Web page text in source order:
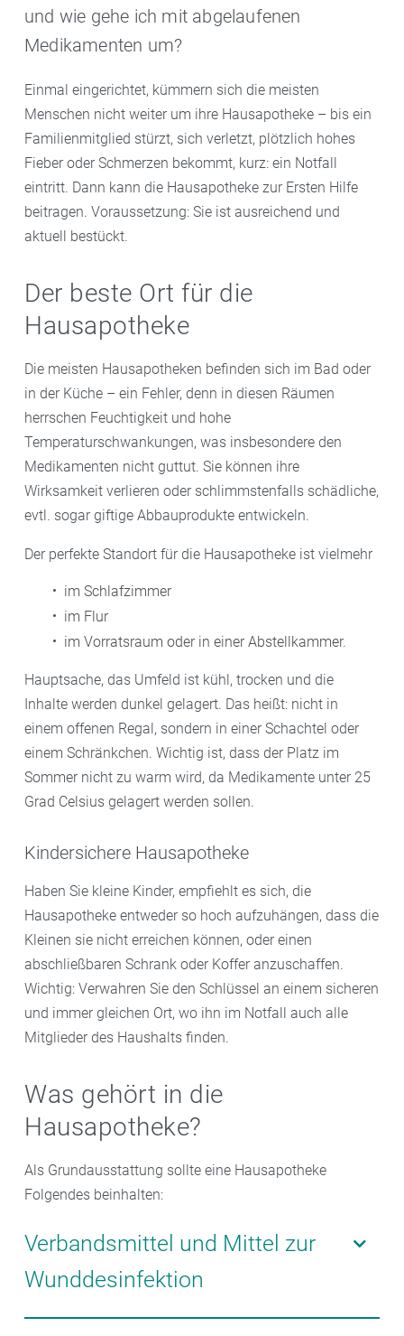
und wie gehe ich mit abgelaufenen
Medikamenten um?
Einmal eingerichtet, kümmern sich die meisten
Menschen nicht weiter um ihre Hausapotheke – bis ein
Familienmitglied stürzt, sich verletzt, plötzlich hohes
Fieber oder Schmerzen bekommt, kurz: ein Notfall
eintritt. Dann kann die Hausapotheke zur Ersten Hilfe
beitragen. Voraussetzung: Sie ist ausreichend und
aktuell bestückt.
Der beste Ort für die
Hausapotheke
Die meisten Hausapotheken befinden sich im Bad oder
in der Küche – ein Fehler, denn in diesen Räumen
herrschen Feuchtigkeit und hohe
Temperaturschwankungen, was insbesondere den
Medikamenten nicht guttut. Sie können ihre
Wirksamkeit verlieren oder schlimmstenfalls schädliche,
evtl. sogar giftige Abbauprodukte entwickeln.
Der perfekte Standort für die Hausapotheke ist vielmehr
im Schlafzimmer
im Flur
im Vorratsraum oder in einer Abstellkammer.
Hauptsache, das Umfeld ist kühl, trocken und die
Inhalte werden dunkel gelagert. Das heißt: nicht in
einem offenen Regal, sondern in einer Schachtel oder
einem Schränkchen. Wichtig ist, dass der Platz im
Sommer nicht zu warm wird, da Medikamente unter 25
Grad Celsius gelagert werden sollen.
Kindersichere Hausapotheke
Haben Sie kleine Kinder, empfiehlt es sich, die
Hausapotheke entweder so hoch aufzuhängen, dass die
Kleinen sie nicht erreichen können, oder einen
abschließbaren Schrank oder Koffer anzuschaffen.
Wichtig: Verwahren Sie den Schlüssel an einem sicheren
und immer gleichen Ort, wo ihn im Notfall auch alle
Mitglieder des Haushalts finden.
Was gehört in die
Hausapotheke?
Als Grundausstattung sollte eine Hausapotheke
Folgendes beinhalten:
Verbandsmittel und Mittel zur
Wunddesinfektion
– Verbandsmittel und Mittel zur Wunddesinfektion